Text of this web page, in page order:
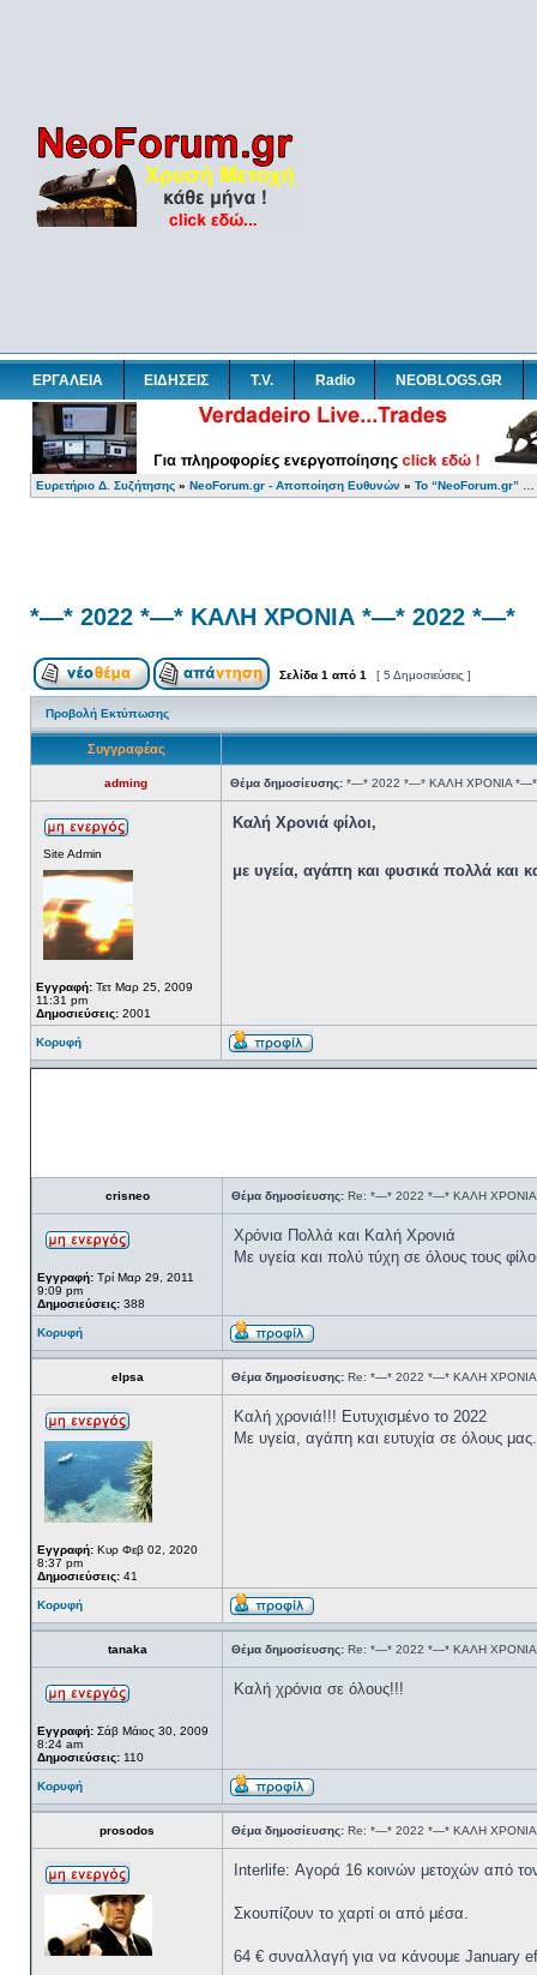
ΕΡΓΑΛΕΙΑ ΕΙΔΗΣΕΙΣ T.V. Radio NEOBLOGS.GR
Ευρετήριο Δ. Συζήτησης » NeoForum.gr - Αποποίηση Ευθυνών » Το “NeoForum.gr”
*—* 2022 *—* ΚΑΛΗ ΧΡΟΝΙΑ *—* 2022 *—*
Σελίδα 1 από 1 [ 5 Δημοσιεύσεις ]
Προβολή Εκτύπωσης
Συγγραφέας
adming Θέμα δημοσίευσης: *—* 2022 *—* ΚΑΛΗ ΧΡΟΝΙΑ
Site Admin
Εγγραφή: Τετ Μαρ 25, 2009
11:31 pm
Δημοσιεύσεις: 2001
Καλή Χρονιά φίλοι,
με υγεία, αγάπη και φυσικά πολλά και
Κορυφή
crisneo Θέμα δημοσίευσης: Re: *—* 2022 *—* ΚΑΛΗ
Εγγραφή: Τρί Μαρ 29, 2011
9:09 pm
Δημοσιεύσεις: 388
Χρόνια Πολλά και Καλή Χρονιά
Με υγεία και πολύ τύχη σε όλους τους
Κορυφή
elpsa Θέμα δημοσίευσης: Re: *—* 2022 *—* ΚΑΛΗ
Εγγραφή: Κυρ Φεβ 02, 2020
8:37 pm
Δημοσιεύσεις: 41
Καλή χρονιά!!! Ευτυχισμένο το 2022
Με υγεία, αγάπη και ευτυχία σε όλους
Κορυφή
tanaka Θέμα δημοσίευσης: Re: *—* 2022 *—* ΚΑΛΗ
Εγγραφή: Σάβ Μάιος 30, 2009
8:24 am
Δημοσιεύσεις: 110
Καλή χρόνια σε όλους!!!
Κορυφή
prosodos Θέμα δημοσίευσης: Re: *—* 2022 *—* ΚΑΛΗ
Ιnterlife: Αγορά 16 κοινών μετοχών από
Σκουπίζουν το χαρτί οι από μέσα.
64 € συναλλαγή για να κάνουμε January